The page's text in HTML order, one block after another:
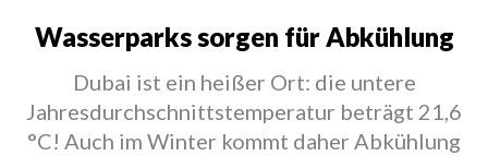
Wasserparks sorgen für Abkühlung
Dubai ist ein heißer Ort: die untere
Jahresdurchschnittstemperatur beträgt 21,6
°C! Auch im Winter kommt daher Abkühlung